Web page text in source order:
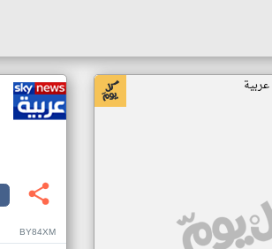
BY84XM